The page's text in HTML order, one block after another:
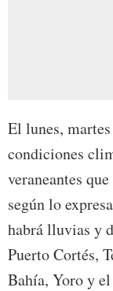
El lunes,
condiciones
veraneantes
según lo
habrá lluvias y
Puerto Cortés,
Bahía, Yoro y